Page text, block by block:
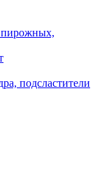
пирожных,
подсластители